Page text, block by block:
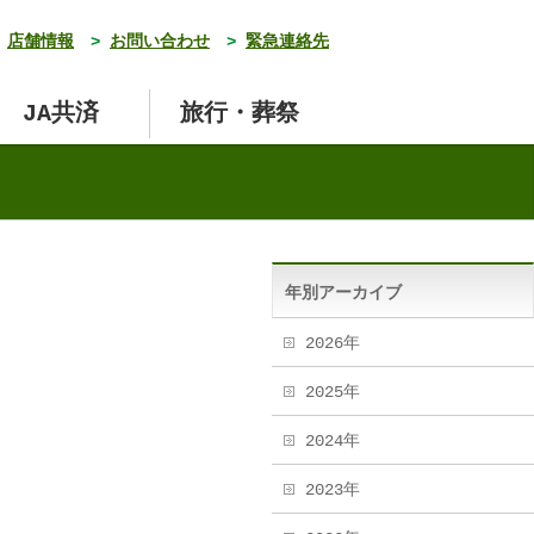
店舗情報 > お問い合わせ > 緊急連絡先
JA共済 旅行・葬祭
年別アーカイブ
2026年
2025年
2024年
2023年